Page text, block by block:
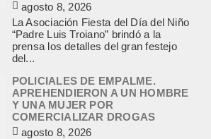
agosto 8, 2026
La Asociación Fiesta del Día del Niño
“Padre Luis Troiano” brindó a la
prensa los detalles del gran festejo
del...
POLICIALES DE EMPALME.
APREHENDIERON A UN HOMBRE
Y UNA MUJER POR
COMERCIALIZAR DROGAS
agosto 8, 2026